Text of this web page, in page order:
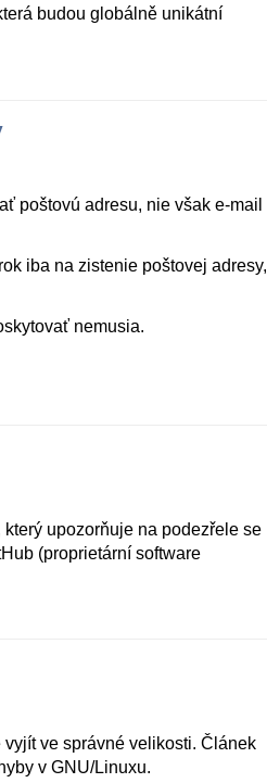
budou globálně unikátní
poštovú adresu, nie však e-mail
iba na zistenie poštovej adresy,
nemusia.
který upozorňuje na podezřele se
(proprietární software
ve správné velikosti. Článek
v GNU/Linuxu.